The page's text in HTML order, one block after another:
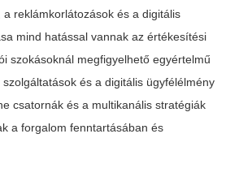
reklámkorlátozások és a digitális
mind hatással vannak az értékesítési
szokásoknál megfigyelhető egyértelmű
és a digitális ügyfélélmény
csatornák és a multikanális stratégiák
a forgalom fenntartásában és